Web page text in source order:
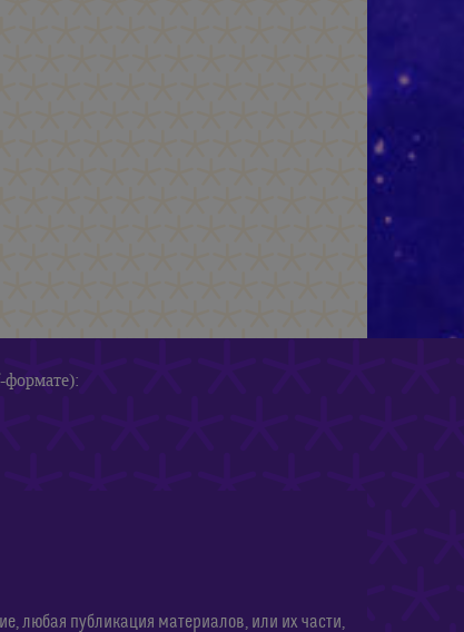
формате):
любая публикация материалов, или их части,